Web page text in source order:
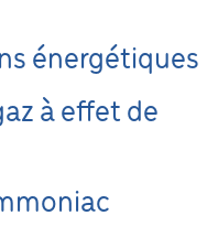
énergétiques
à effet de